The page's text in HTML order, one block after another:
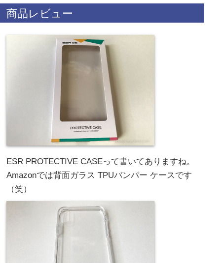
商品レビュー
ESR PROTECTIVE CASEって書いてありますね。
Amazonでは背面ガラス TPUバンパー ケースです
（笑）